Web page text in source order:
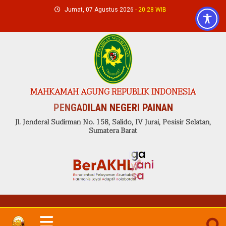
content
Jumat, 07 Agustus 2026 - 20:28 WIB
MAHKAMAH AGUNG REPUBLIK INDONESIA
PENGADILAN NEGERI PAINAN
Jl. Jenderal Sudirman No. 158, Salido, IV Jurai, Pesisir Selatan,
Sumatera Barat